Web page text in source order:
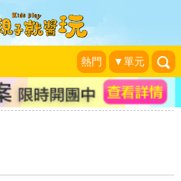
熱門 ▼單元
童話故事場景與主角
0蛋月台&九房里童
01